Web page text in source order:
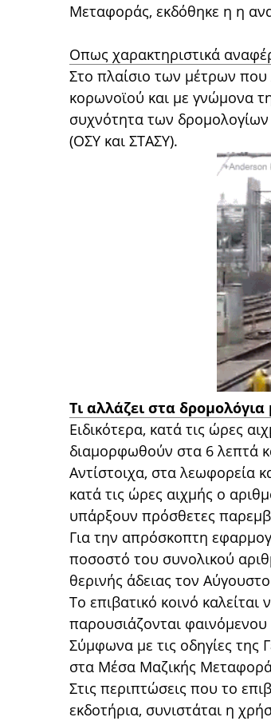
Μεταφοράς, εκδόθηκε η η
Οπως χαρακτηριστικά
Στο πλαίσιο των μέτρων που
κορωνοϊού και με γνώμονα
συχνότητα των
(ΟΣΥ και ΣΤΑΣΥ).
Τι αλλάζει στα
Ειδικότερα, κατά τις ώρες
διαμορφωθούν στα 6 λεπτά
Αντίστοιχα, στα λεωφορεία
κατά τις ώρες αιχμής ο
υπάρξουν πρόσθετες
Για την απρόσκοπτη
ποσοστό του συνολικού
θερινής άδειας τον
Το επιβατικό κοινό
παρουσιάζονται
Σύμφωνα με τις οδηγίες της
στα Μέσα Μαζικής
Στις περιπτώσεις που το
εκδοτήρια, συνιστάται η